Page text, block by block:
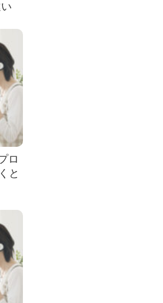
ロ
と